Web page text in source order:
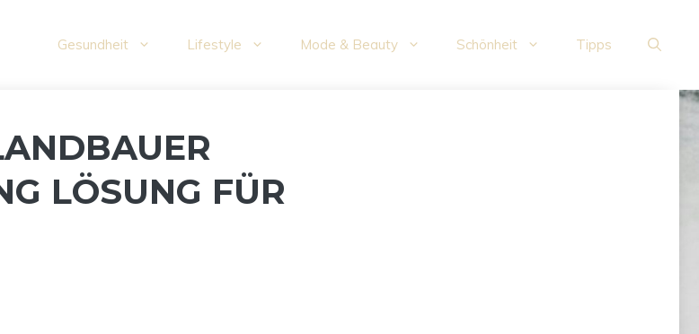
Gesundheit Lifestyle Mode & Beauty Schönheit Tipps
LÖSUNG FÜR